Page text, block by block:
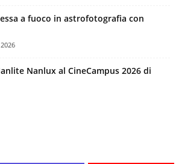
a fuoco in astrofotografia con
Nanlux al CineCampus 2026 di